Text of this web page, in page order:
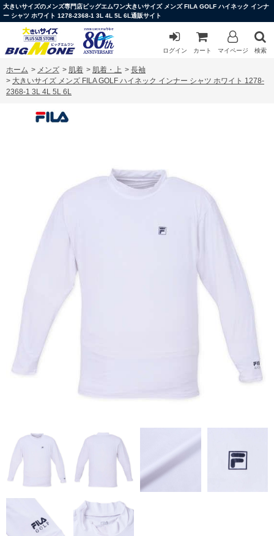
大きいサイズのメンズ専門店ビッグエムワン大きいサイズ メンズ FILA GOLF ハイネック インナ
ー シャツ ホワイト 1278-2368-1 3L 4L 5L 6L通販サイト
ログイン カート マイページ 検索
ホーム > メンズ > 肌着 > 肌着・上 > 長袖
> 大きいサイズ メンズ FILA GOLF ハイネック インナー シャツ ホワイト 1278-
2368-1 3L 4L 5L 6L